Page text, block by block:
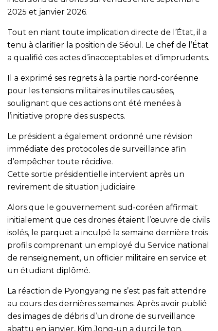
2025 et janvier 2026.
Tout en niant toute implication directe de l’État, il a
tenu à clarifier la position de Séoul. Le chef de l’État
a qualifié ces actes d’inacceptables et d’imprudents.
Il a exprimé ses regrets à la partie nord-coréenne
pour les tensions militaires inutiles causées,
soulignant que ces actions ont été menées à
l’initiative propre des suspects.
Le président a également ordonné une révision
immédiate des protocoles de surveillance afin
d’empêcher toute récidive.
Cette sortie présidentielle intervient après un
revirement de situation judiciaire.
Alors que le gouvernement sud-coréen affirmait
initialement que ces drones étaient l’œuvre de civils
isolés, le parquet a inculpé la semaine dernière trois
profils comprenant un employé du Service national
de renseignement, un officier militaire en service et
un étudiant diplômé.
La réaction de Pyongyang ne s’est pas fait attendre
au cours des dernières semaines. Après avoir publié
des images de débris d’un drone de surveillance
abattu en janvier, Kim Jong-un a durci le ton.